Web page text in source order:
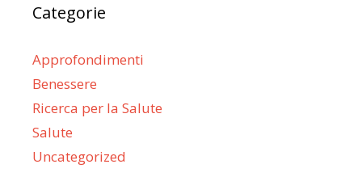
Categorie
Approfondimenti
Benessere
Ricerca per la Salute
Salute
Uncategorized